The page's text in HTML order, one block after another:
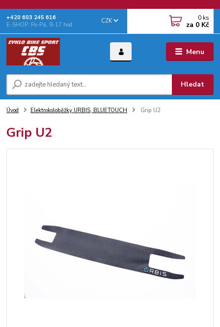
Menu
CZK
Hledat
+‭420 603 245 616‬
E-SHOP: Po-Pá, 8-17 hod.
0 ks
za 0 Kč
Úvod Elektrokoloběžky URBIS, BLUETOUCH Grip U2
Grip U2